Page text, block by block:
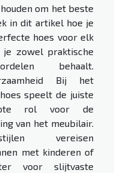
om het beste
in dit artikel hoe je
hoes voor elk
je zowel praktische
behaalt.
Bij het
speelt de juiste
rol voor de
van het meubilair.
vereisen
met kinderen of
voor slijtvaste